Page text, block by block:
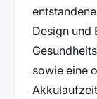
Design und
sowie eine